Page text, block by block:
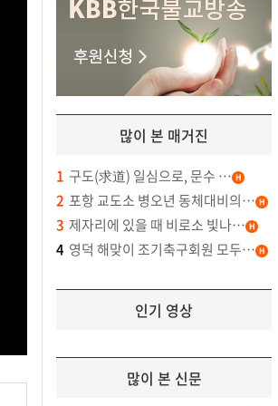
많이 본 매거진
1 구도(求道) 일심으로, 문수 …
2 포항 교도소 병오년 동체대비의…
3 제자리에 있을 때 비로소 빛나…
4 영덕 해맞이 조기축구회원 모두…
인기 영상
많이 본 신문